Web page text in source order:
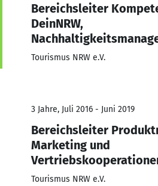
Bereichsleiter
DeinNRW,
Tourismus NRW e.V.
3 Jahre, Juli 2016 - Juni 2019
Bereichsleiter
Marketing und
Tourismus NRW e.V.